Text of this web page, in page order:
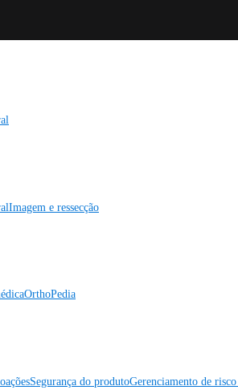
Imagem e ressecção
OrthoPedia
Segurança do produtoGerenciamento de